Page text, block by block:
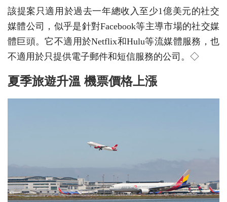
該提案只適用於過去一年總收入至少1億美元的社交
媒體公司，似乎是針對Facebook等主導市場的社交媒
體巨頭。它不適用於Netflix和Hulu等流媒體服務，也
不適用於只提供電子郵件和短信服務的公司。◇
夏季旅遊升溫 機票價格上漲